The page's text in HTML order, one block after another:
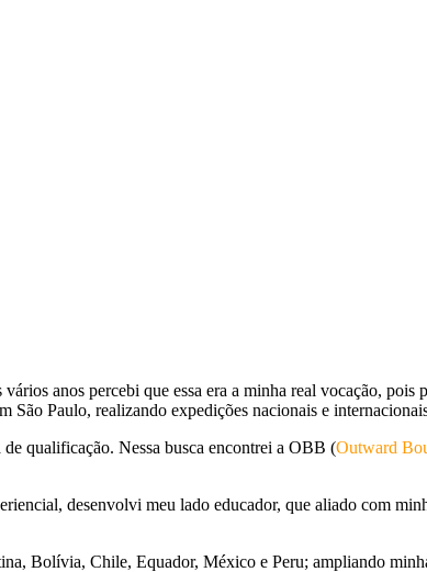
anos percebi que essa era a minha real vocação,
São Paulo, realizando expedições nacionais e
qualificação. Nessa busca encontrei a OBB (Outward
desenvolvi meu lado educador, que aliado com
Bolívia, Chile, Equador, México e Peru; ampliando